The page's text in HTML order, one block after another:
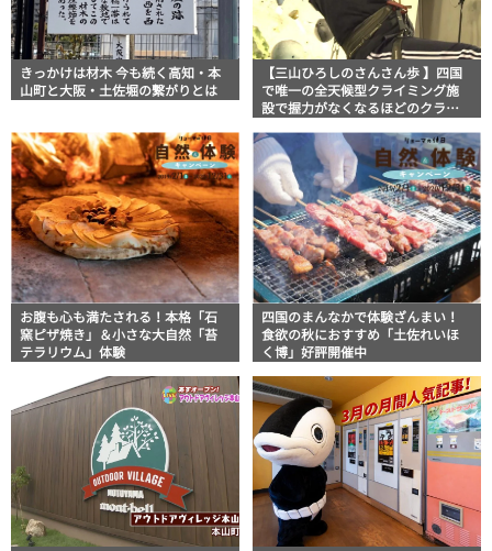
きっかけは材木 今も続く高知・本
山町と大阪・土佐堀の繋がりとは
【三山ひろしのさんさん歩 】四国
で唯一の全天候型クライミング施
設で握力がなくなるほどのクライ
お腹も心も満たされる！本格「石
窯ピザ焼き」＆小さな大自然「苔
テラリウム」体験
四国のまんなかで体験ざんまい！
食欲の秋におすすめ「土佐れいほ
く博」好評開催中